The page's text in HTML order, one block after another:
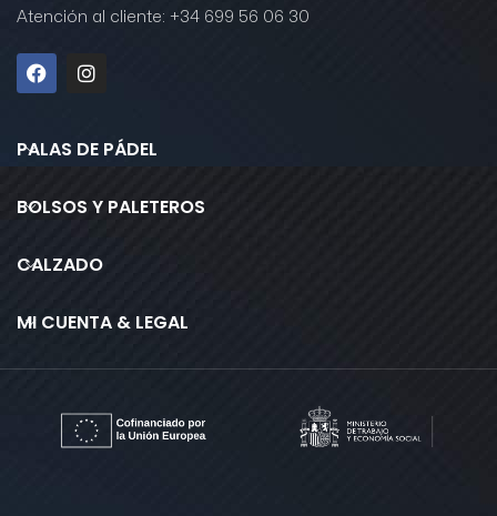
Atención al cliente: +34 699 56 06 30
PALAS DE PÁDEL
BOLSOS Y PALETEROS
CALZADO
MI CUENTA & LEGAL